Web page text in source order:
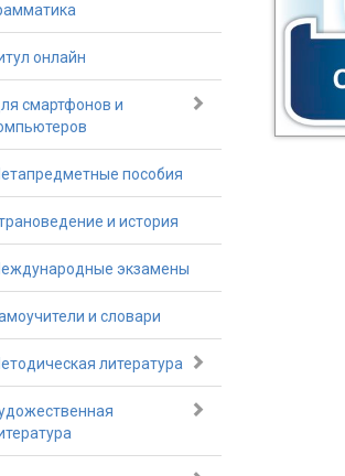
онлайн
смартфонов и
пособия
и история
экзамены
и словари
литература